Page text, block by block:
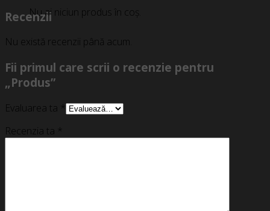
Nu ai niciun produs în coș.
Recenzii
Nu există recenzii până acum.
Fii primul care scrii o recenzie pentru
„Produs”
Evaluarea ta *
Recenzia ta *